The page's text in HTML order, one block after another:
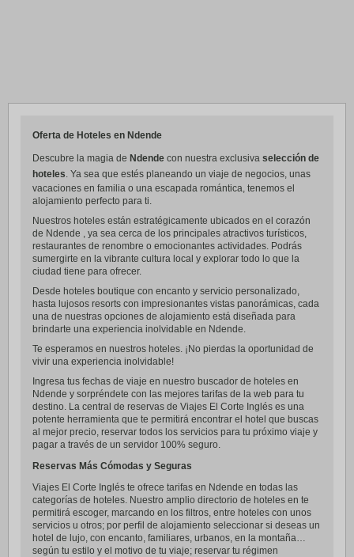
Oferta de Hoteles en Ndende
Descubre la magia de Ndende con nuestra exclusiva selección de
hoteles. Ya sea que estés planeando un viaje de negocios, unas
vacaciones en familia o una escapada romántica, tenemos el
alojamiento perfecto para ti.
Nuestros hoteles están estratégicamente ubicados en el corazón
de Ndende , ya sea cerca de los principales atractivos turísticos,
restaurantes de renombre o emocionantes actividades. Podrás
sumergirte en la vibrante cultura local y explorar todo lo que la
ciudad tiene para ofrecer.
Desde hoteles boutique con encanto y servicio personalizado,
hasta lujosos resorts con impresionantes vistas panorámicas, cada
una de nuestras opciones de alojamiento está diseñada para
brindarte una experiencia inolvidable en Ndende.
Te esperamos en nuestros hoteles. ¡No pierdas la oportunidad de
vivir una experiencia inolvidable!
Ingresa tus fechas de viaje en nuestro buscador de hoteles en
Ndende y sorpréndete con las mejores tarifas de la web para tu
destino. La central de reservas de Viajes El Corte Inglés es una
potente herramienta que te permitirá encontrar el hotel que buscas
al mejor precio, reservar todos los servicios para tu próximo viaje y
pagar a través de un servidor 100% seguro.
Reservas Más Cómodas y Seguras
Viajes El Corte Inglés te ofrece tarifas en Ndende en todas las
categorías de hoteles. Nuestro amplio directorio de hoteles en te
permitirá escoger, marcando en los filtros, entre hoteles con unos
servicios u otros; por perfil de alojamiento seleccionar si deseas un
hotel de lujo, con encanto, familiares, urbanos, en la montaña…
según tu estilo y el motivo de tu viaje; reservar tu régimen